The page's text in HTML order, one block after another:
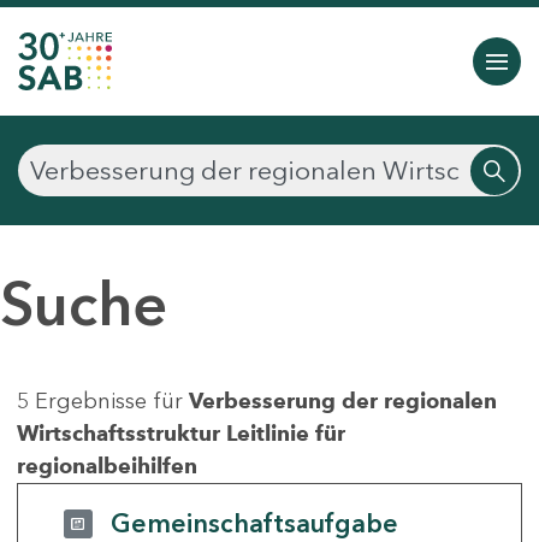
Suche
5 Ergebnisse für Verbesserung der regionalen
Wirtschaftsstruktur Leitlinie für
regionalbeihilfen
Gemeinschaftsaufgabe